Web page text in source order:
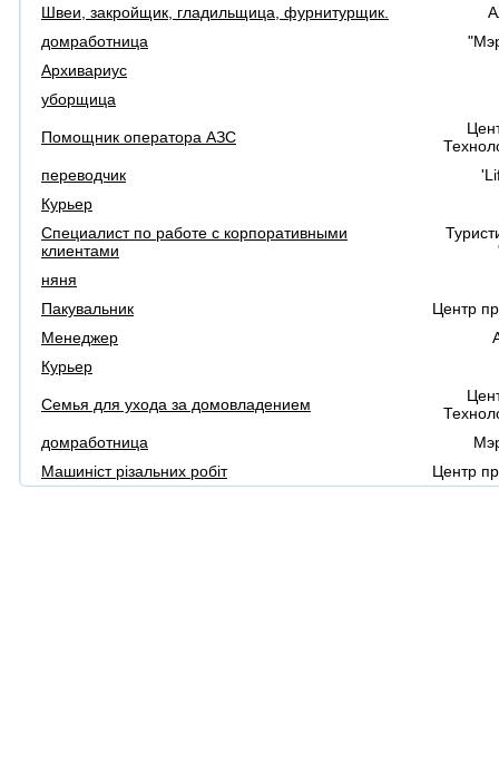
Швеи, закройщик, гладильщица, фурнитурщик.
домработница
Архивариус
уборщица
Помощник оператора АЗС
переводчик
Курьер
Специалист по работе с корпоративными
клиентами
няня
Пакувальник
Центр
Менеджер
Курьер
Семья для ухода за домовладением
домработница
Машиніст різальних робіт
Центр